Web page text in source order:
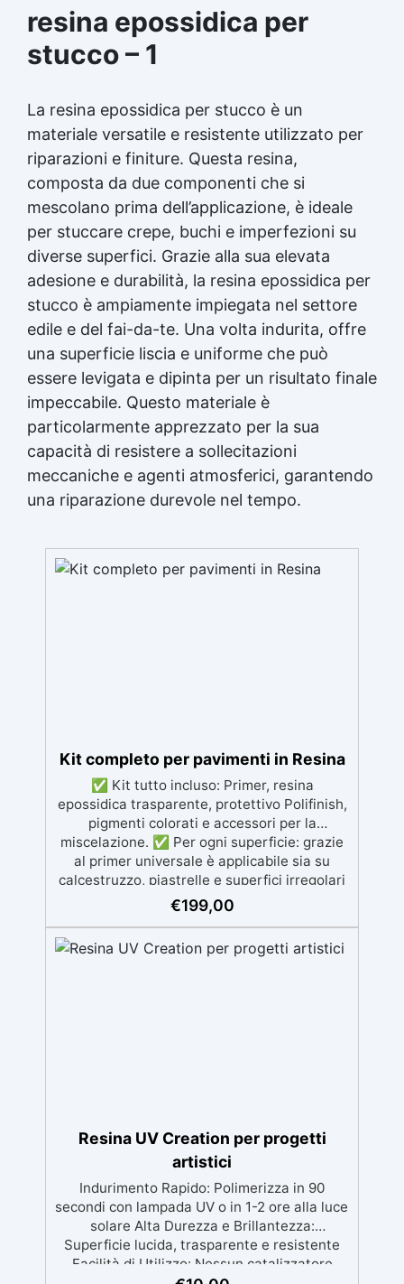
resina epossidica per
stucco – 1
La resina epossidica per stucco è un
materiale versatile e resistente utilizzato per
riparazioni e finiture. Questa resina,
composta da due componenti che si
mescolano prima dell’applicazione, è ideale
per stuccare crepe, buchi e imperfezioni su
diverse superfici. Grazie alla sua elevata
adesione e durabilità, la resina epossidica per
stucco è ampiamente impiegata nel settore
edile e del fai-da-te. Una volta indurita, offre
una superficie liscia e uniforme che può
essere levigata e dipinta per un risultato finale
impeccabile. Questo materiale è
particolarmente apprezzato per la sua
capacità di resistere a sollecitazioni
meccaniche e agenti atmosferici, garantendo
una riparazione durevole nel tempo.
Kit completo per pavimenti in Resina
✅ Kit tutto incluso: Primer, resina
epossidica trasparente, protettivo Polifinish,
pigmenti colorati e accessori per la
miscelazione. ✅ Per ogni superficie: grazie
al primer universale è applicabile sia su
calcestruzzo, piastrelle e superfici irregolari
o danneggiate. ✅ Facile da applicare: Video
Guida completa inclusa, 3 semplici passaggi,
finitura protettiva antigraffio. ✅ Risultati
€199,00
Resina UV Creation per progetti
artistici
Indurimento Rapido: Polimerizza in 90
secondi con lampada UV o in 1-2 ore alla luce
solare Alta Durezza e Brillantezza:
Superficie lucida, trasparente e resistente
Facilità di Utilizzo: Nessun catalizzatore